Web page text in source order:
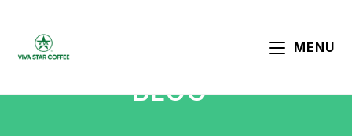
MENU
BLOG